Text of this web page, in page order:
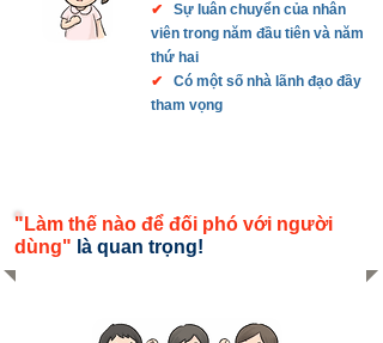
✔︎
Sự luân chuyển của nhân
viên trong năm đầu tiên và năm
thứ hai
✔︎
Có một số nhà lãnh đạo đầy
tham vọng
"Làm thế nào để đối phó với người
dùng" là quan trọng!